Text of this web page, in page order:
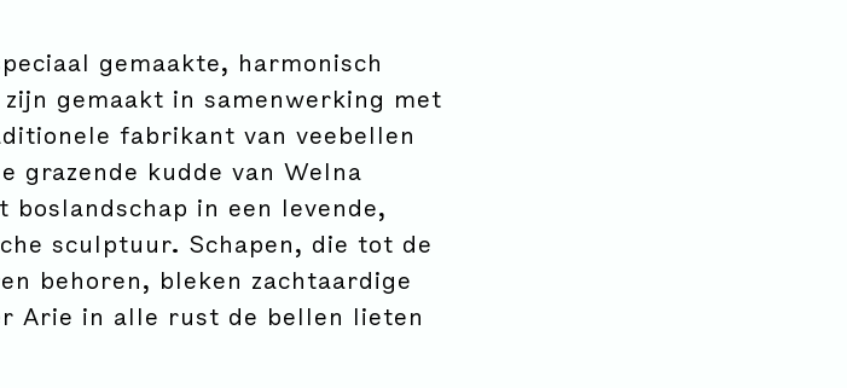
gemaakte, harmonisch
gemaakt in samenwerking met
fabrikant van veebellen
grazende kudde van Welna
in een levende,
sculptuur. Schapen, die tot de
behoren, bleken zachtaardige
Arie in alle rust de bellen lieten